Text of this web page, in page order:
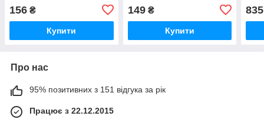
156 ₴
Купити
149₴
Купити
835
Про нас
95% позитивних з 151 відгука за рік
Працює з 22.12.2015